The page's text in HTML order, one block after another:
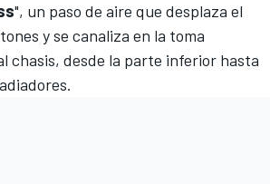
", un paso de aire que desplaza el
y se canaliza en la toma
chasis, desde la parte inferior hasta